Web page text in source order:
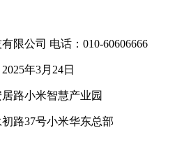
限公司 电话：010-60606666
年3月24日
路小米智慧产业园
路37号小米华东总部